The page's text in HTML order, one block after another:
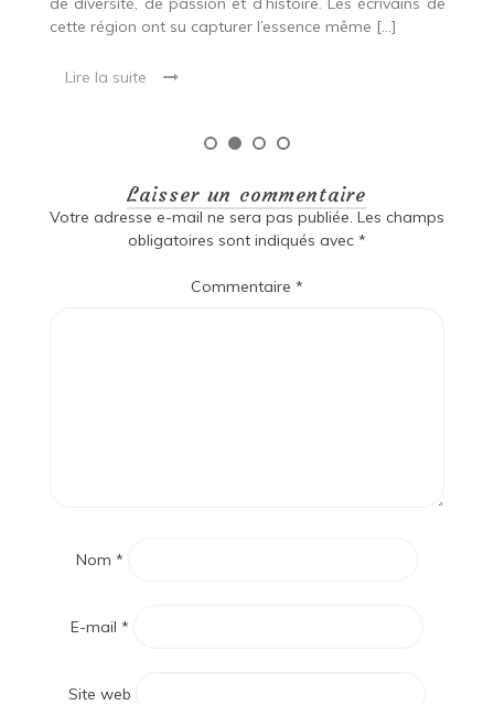
Laisser un commentaire
Votre adresse e-mail ne sera pas publiée. Les champs
obligatoires sont indiqués avec *
Commentaire *
Nom *
E-mail *
Site web